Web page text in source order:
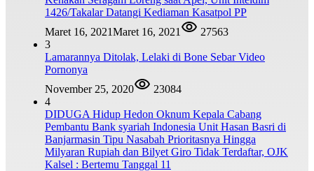
1426/Takalar Datangi Kediaman Kasatpol PP
Maret 16, 2021Maret 16, 2021
27563
3
Lamarannya Ditolak, Lelaki di Bone Sebar Video
Pornonya
November 25, 2020
23084
4
DIDUGA Hidup Hedon Oknum Kepala Cabang
Pembantu Bank syariah Indonesia Unit Hasan Basri di
Banjarmasin Tipu Nasabah Prioritasnya Hingga
Milyaran Rupiah dan Bilyet Giro Tidak Terdaftar, OJK
Kalsel : Bertemu Tanggal 11